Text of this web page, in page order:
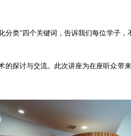
分类”四个关键词，告诉我们每位学子
探讨与交流。此次讲座为在座听众带